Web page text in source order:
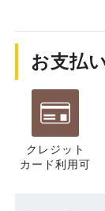
お支払
クレジット
カード利用可